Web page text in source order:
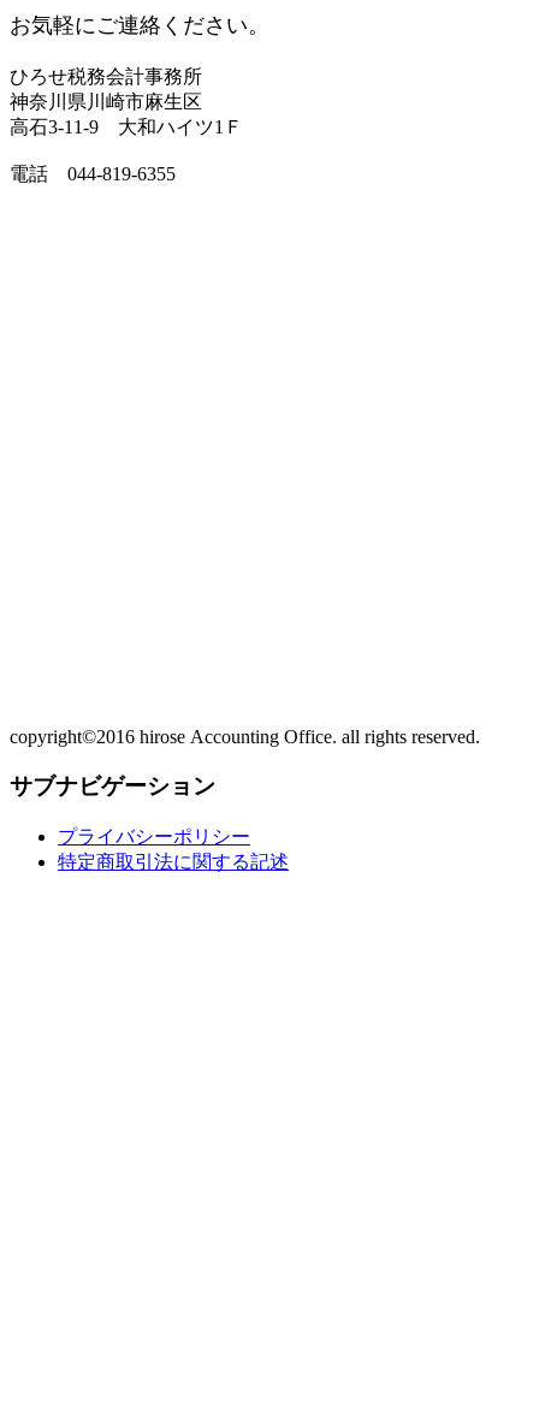
お気軽にご連絡ください。
ひろせ税務会計事務所
神奈川県川崎市麻生区
高石3-11-9 大和ハイツ1Ｆ
電話 044-819-6355
copyright©2016 hirose Accounting Office. all rights reserved.
サブナビゲーション
プライバシーポリシー
特定商取引法に関する記述